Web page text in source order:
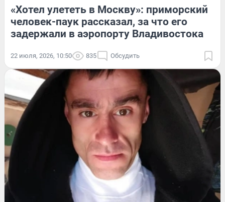
«Хотел улететь в Москву»: приморский
человек-паук рассказал, за что его
задержали в аэропорту Владивостока
22 июля, 2026, 10:50 835 Обсудить